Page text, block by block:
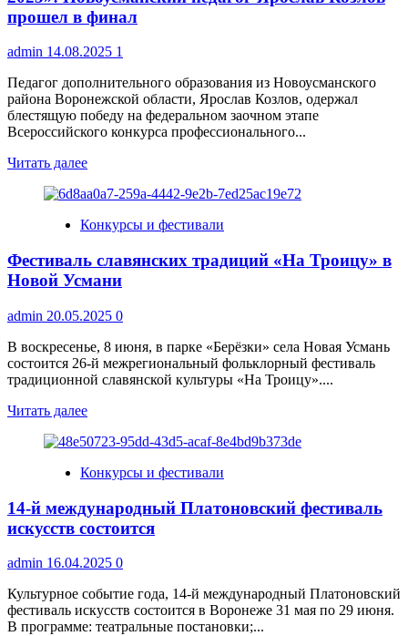
прошел в финал
admin 14.08.2025 1
Педагог дополнительного образования из Новоусманского
района Воронежской области, Ярослав Козлов, одержал
блестящую победу на федеральном заочном этапе
Всероссийского конкурса профессионального...
Читать далееПрочитать
о
конкурс
отдаю
детям
—
2025»:
Новоусманский
педагог
Ярослав
Козлов
в
Конкурсы и фестивали
Фестиваль славянских традиций «На Троицу» в
Новой Усмани
admin 20.05.2025 0
В воскресенье, 8 июня, в парке «Берёзки» села Новая Усмань
состоится 26-й межрегиональный фольклорный фестиваль
традиционной славянской культуры «На Троицу»....
Читать далееПрочитать
о
славянских
«На
Троицу»
в
Новой
Усмани
Конкурсы и фестивали
14-й международный Платоновский фестиваль
искусств состоится
admin 16.04.2025 0
Культурное событие года, 14-й международный Платоновский
фестиваль искусств состоится в Воронеже 31 мая по 29 июня.
В программе: театральные постановки;...